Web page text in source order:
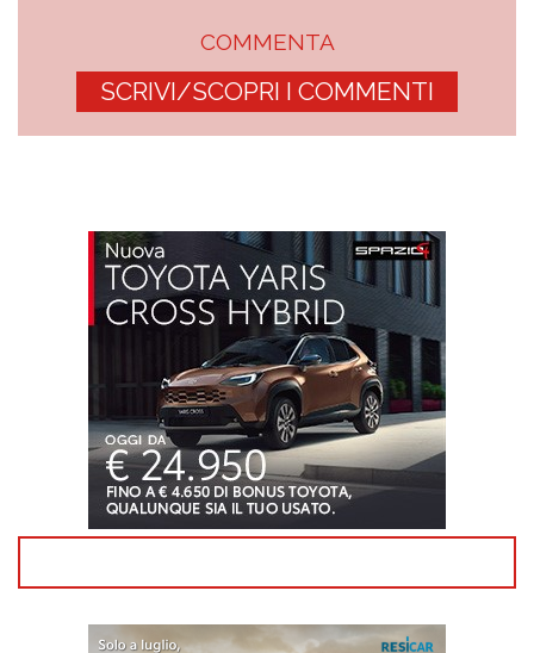
COMMENTA
SCRIVI/SCOPRI I COMMENTI